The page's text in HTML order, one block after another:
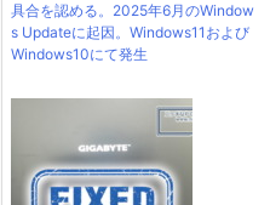
具合を認める。2025年6月のWindow
s Updateに起因。Windows11および
Windows10にて発生